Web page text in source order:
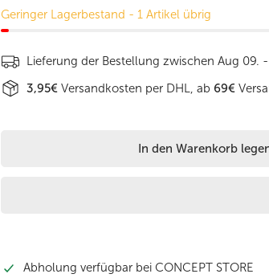
Geringer Lagerbestand - 1 Artikel übrig
Lieferung der Bestellung zwischen Aug 09.
3,95€ Versandkosten per DHL, ab 69€
In den Warenkorb
Abholung verfügbar bei CONCEPT STORE